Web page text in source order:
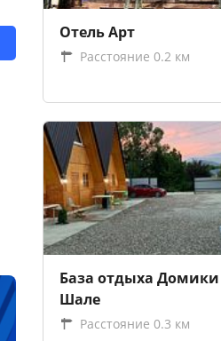
Отель Арт
Расстояние 0.2 км
База отдыха Домики
Шалe
Расстояние 0.3 км